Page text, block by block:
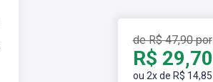
de R$ 47,90 por
R$ 29,70
ou 2x de R$ 14,85